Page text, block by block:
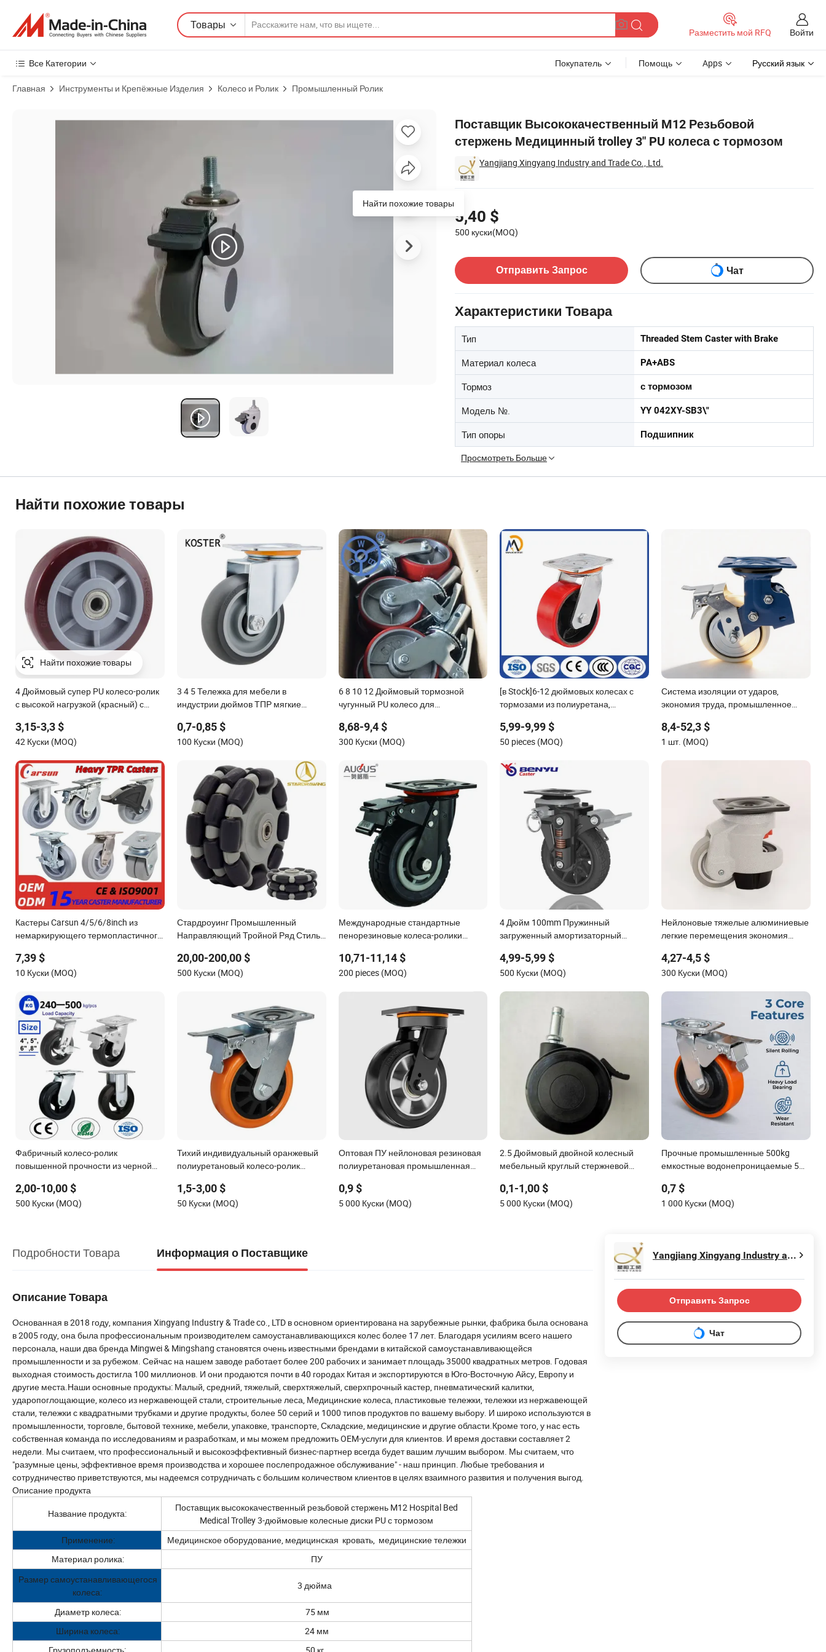
Товары
Разместить мой RFQ Войти
Все Категории Покупатель Помощь Apps Русский язык
Главная Инструменты и Крепёжные Изделия Колесо и Ролик Промышленный Ролик
Поставщик Высококачественный M12 Резьбовой
стержень Медицинный trolley 3" PU колеса с тормозом
Yangjiang Xingyang Industry and Trade Co., Ltd.
5,40 $
500 куски(MOQ)
Отправить Запрос
Чат
Характеристики Товара
Тип Threaded Stem Caster with Brake
Материал колеса PA+ABS
Тормоз с тормозом
Модель №. YY 042XY-SB3\"
Тип опоры Подшипник
Просмотреть Больше
Найти похожие товары
Найти похожие товары
4 Дюймовый супер PU колесо-ролик
с высокой нагрузкой (красный) с
3,15-3,3 $
42 Куски (MOQ)
3 4 5 Тележка для мебели в
индустрии дюймов ТПР мягкие
колеса
0,7-0,85 $
100 Куски (MOQ)
6 8 10 12 Дюймовый тормозной
чугунный PU колесо для
8,68-9,4 $
300 Куски (MOQ)
[в Stock]6-12 дюймовых колесах с
тормозами из полиуретана,
5,99-9,99 $
50 pieces (MOQ)
Система изоляции от ударов,
экономия труда, промышленное
8,4-52,3 $
1 шт. (MOQ)
Кастеры Carsun 4/5/6/8inch из
немаркирующего термопластичного
промышленной тележки
7,39 $
10 Куски (MOQ)
Стардроуинг Промышленный
Направляющий Тройной Ряд Стиль
20,00-200,00 $
500 Куски (MOQ)
Международные стандартные
пенорезиновые колеса-ролики
10,71-11,14 $
200 pieces (MOQ)
4 Дюйм 100mm Пружинный
загруженный амортизаторный
полиуретана с тормозом для
промышленной тележки
4,99-5,99 $
500 Куски (MOQ)
Нейлоновые тяжелые алюминиевые
легкие перемещения экономия
задние боковые регулируемые
пластины с порошковым покрытием
4,27-4,5 $
300 Куски (MOQ)
Фабричный колесо-ролик
повышенной прочности из черной
оборудования, тележки, грузовика,
промышленное колесо-ролик
2,00-10,00 $
500 Куски (MOQ)
Тихий индивидуальный оранжевый
полиуретановый колесо-ролик
назначения
1,5-3,00 $
50 Куски (MOQ)
Оптовая ПУ нейлоновая резиновая
полиуретановая промышленная
поворотная тяжелая прочная ручная
тележка колесо-ролик
0,9 $
5 000 Куски (MOQ)
2.5 Дюймовый двойной колесный
мебельный круглый стержневой
ролик с тормозом
0,1-1,00 $
5 000 Куски (MOQ)
Прочные промышленные 500kg
емкостные водонепроницаемые 5
устойчивые к кислотам, для
стеллажей с конструкцией
0,7 $
1 000 Куски (MOQ)
Подробности Товара Информация о Поставщике
Описание Товара
Основанная в 2018 году, компания Xingyang Industry & Trade co., LTD в основном ориентирована на зарубежные рынки, фабрика была основана
в 2005 году, она была профессиональным производителем самоустанавливающихся колес более 17 лет. Благодаря усилиям всего нашего
персонала, наши два бренда Mingwei & Mingshang становятся очень известными брендами в китайской самоустанавливающейся
промышленности и за рубежом. Сейчас на нашем заводе работает более 200 рабочих и занимает площадь 35000 квадратных метров. Годовая
выходная стоимость достигла 100 миллионов. И они продаются почти в 40 городах Китая и экспортируются в Юго-Восточную Айсу, Европу и
другие места.Наши основные продукты: Малый, средний, тяжелый, сверхтяжелый, сверхпрочный кастер, пневматический калитки,
ударопоглощающие, колесо из нержавеющей стали, строительные леса, Медицинские колеса, пластиковые тележки, тележки из нержавеющей
стали, тележки с квадратными трубками и другие продукты, более 50 серий и 1000 типов продуктов по вашему выбору. И широко используются в
промышленности, торговле, бытовой технике, мебели, упаковке, транспорте, Складские, медицинские и другие области.Кроме того, у нас есть
собственная команда по исследованиям и разработкам, и мы можем предложить OEM-услуги для клиентов. И время доставки составляет 2
недели. Мы считаем, что профессиональный и высокоэффективный бизнес-партнер всегда будет вашим лучшим выбором. Мы считаем, что
"разумные цены, эффективное время производства и хорошее послепродажное обслуживание" - наш принцип. Любые требования и
сотрудничество приветствуются, мы надеемся сотрудничать с большим количеством клиентов в целях взаимного развития и получения выгод.
Описание продукта
Название продукта:
Поставщик высококачественный резьбовой стержень M12 Hospital Bed
Medical Trolley 3-дюймовые колесные диски PU с тормозом
Применение:
Медицинское оборудование, медицинская кровать, медицинские тележки
Материал ролика:
ПУ
Размер самоустанавливающегося
колеса:
3 дюйма
Диаметр колеса:
75 мм
Ширина колеса:
24 мм
Yangjiang Xingyang Industry and Trade Co., Ltd.
Отправить Запрос
Чат